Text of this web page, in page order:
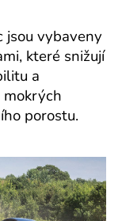
jsou vybaveny
které snižují
a
porostu.